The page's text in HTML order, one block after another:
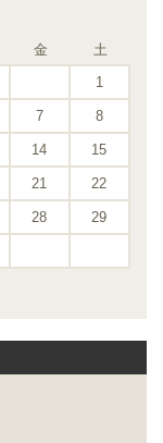
金
土
1
7 8
14 15
21 22
28 29